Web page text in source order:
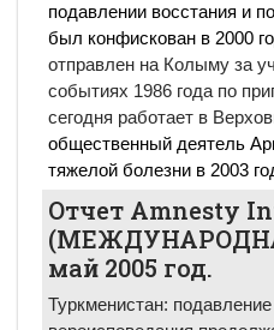
подавлении восстания и
был конфискован в 2000
отправлен на Колыму за
событиях 1986 года по
сегодня работает в
общественный деятель
тяжелой болезни в 2003
Отчет Amnesty
май 2005 год.
Туркменистан: